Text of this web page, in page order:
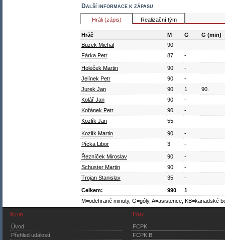
Další informace k zápasu
Hráli (zápis) Realizační tým
Hráč M G
G (min)
Buzek Michal
90
-
Fárka Petr
87 -
Holeček Martin 90
-
Jelínek Petr
90
-
Jurek Jan
90 1
90.
Kolář Jan
90
-
Kořánek Petr
90
-
Kozlík Jan
55 -
Kozlík Martin 90
-
Pícka Libor
3 -
Řezníček Miroslav 90
-
Schuster Martin
90
-
Trojan Stanislav
35 -
Celkem: 990
1
M=odehrané minuty, G=góly, A=asistence, KB=kanadské
Klub
Úvod
Přehled událostí
Týmy
FCPK
FCPK B